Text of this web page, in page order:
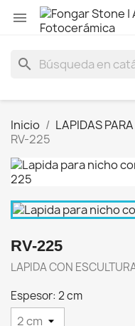

search
Inicio LAPIDAS
RV-225
RV-225
LAPIDA CON
Espesor: 2 cm